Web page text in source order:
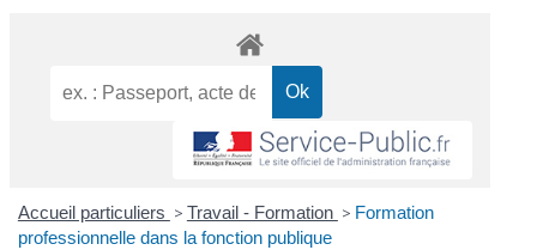
Accueil particuliers > Travail - Formation > Formation
professionnelle dans la fonction publique